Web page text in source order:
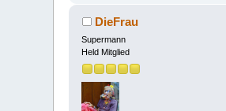
DieFrau
Supermann
Held Mitglied